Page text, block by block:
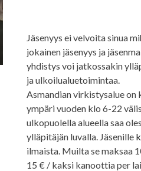
Jäsenyys ei velvoita sinua
jokainen jäsenyys ja
yhdistys voi jatkossakin
ja ulkoilualuetoimintaa.
Asmandian virkistysalue on
ympäri vuoden klo 6-22
ulkopuolella alueella saa
ylläpitäjän luvalla. Jäsenille
ilmaista. Muilta se maksaa
15 € / kaksi kanoottia per